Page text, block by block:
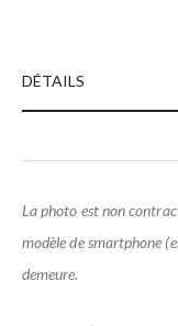
DÉTAILS
La photo est non
modèle de smartphone
demeure.